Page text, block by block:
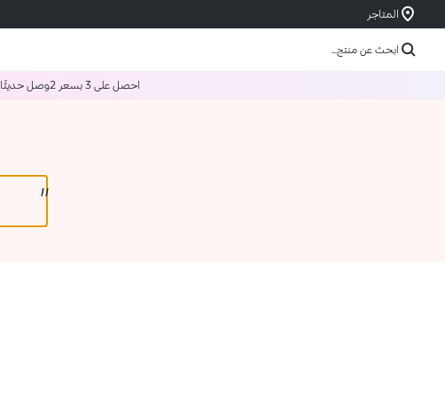
المتاجر
ابحث عن منتج...
احصل على 3 بسعر 2 وصل حديثًا